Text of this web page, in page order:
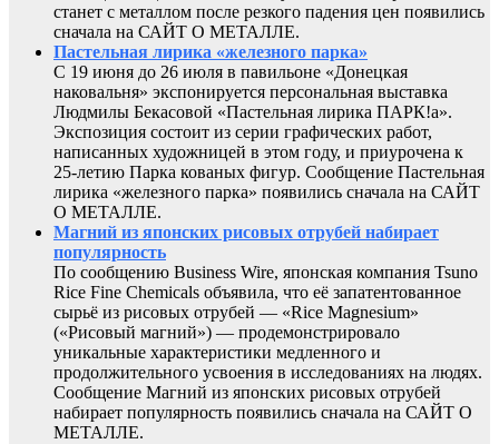
станет с металлом после резкого падения цен появились
сначала на САЙТ О МЕТАЛЛЕ.
Пастельная лирика «железного парка»
С 19 июня до 26 июля в павильоне «Донецкая
наковальня» экспонируется персональная выставка
Людмилы Бекасовой «Пастельная лирика ПАРК!а».
Экспозиция состоит из серии графических работ,
написанных художницей в этом году, и приурочена к
25-летию Парка кованых фигур. Сообщение Пастельная
лирика «железного парка» появились сначала на САЙТ
О МЕТАЛЛЕ.
Магний из японских рисовых отрубей набирает
популярность
По сообщению Business Wire, японская компания Tsuno
Rice Fine Chemicals объявила, что её запатентованное
сырьё из рисовых отрубей — «Rice Magnesium»
(«Рисовый магний») — продемонстрировало
уникальные характеристики медленного и
продолжительного усвоения в исследованиях на людях.
Сообщение Магний из японских рисовых отрубей
набирает популярность появились сначала на САЙТ О
МЕТАЛЛЕ.